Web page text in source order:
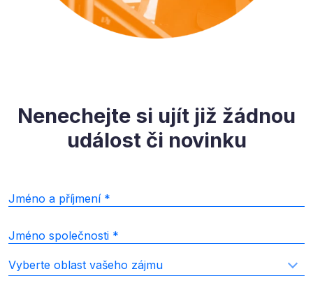
Nenechejte si ujít již žádnou
událost či novinku
Jméno a příjmení
Jméno společnosti
Vyberte oblast vašeho zájmu